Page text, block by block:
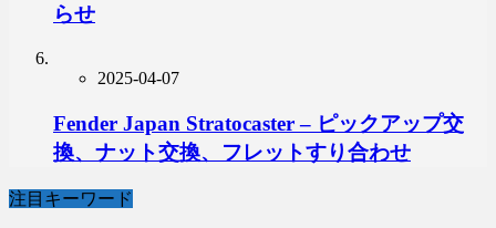
らせ
2025-04-07
Fender Japan Stratocaster – ピックアップ交
換、ナット交換、フレットすり合わせ
注目キーワード